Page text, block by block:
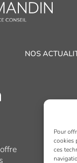
Pour
cookies
ces
NOS
17